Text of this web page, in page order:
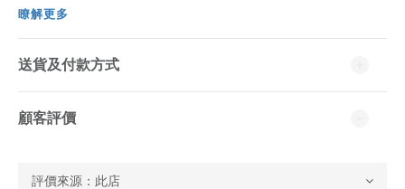
瞭解更多
送貨及付款方式
顧客評價